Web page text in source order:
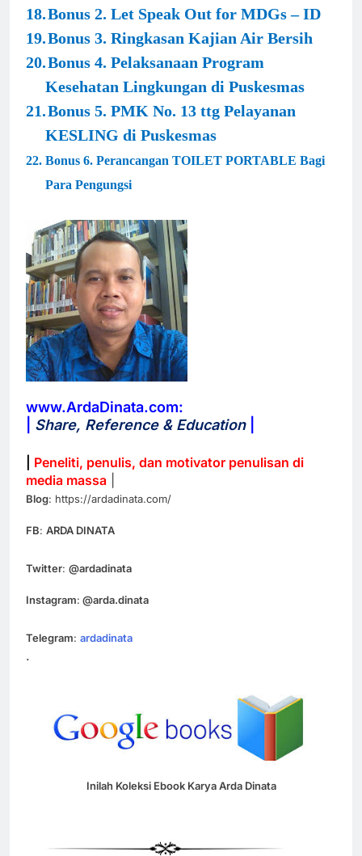
18.Bonus 2. Let Speak Out for MDGs – ID
19.Bonus 3. Ringkasan Kajian Air Bersih
20.Bonus 4. Pelaksanaan Program
Kesehatan Lingkungan di Puskesmas
21.Bonus 5. PMK No. 13 ttg Pelayanan
KESLING di Puskesmas
22. Bonus 6. Perancangan TOILET PORTABLE Bagi
Para Pengungsi
www.ArdaDinata.com:
Share, Reference & Education|
Peneliti, penulis, dan motivator penulisan di
media massa
Blog: https://ardadinata.com/
FB: ARDA DINATA
Twitter: @ardadinata
Instagram: @arda.dinata
Telegram: ardadinata
.
Inilah Koleksi Ebook Karya Arda Dinata